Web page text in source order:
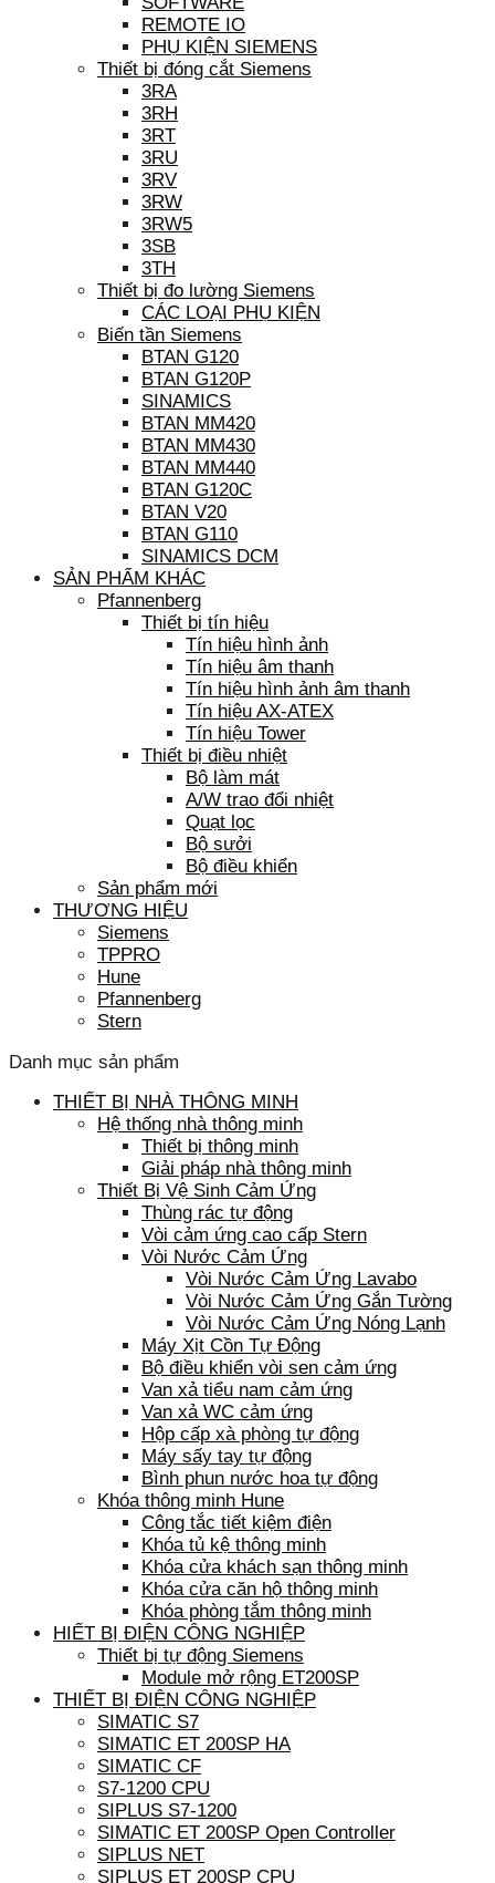
REMOTE IO
PHỤ KIỆN SIEMENS
Thiết bị đóng cắt Siemens
3RA
3RH
3RT
3RU
3RV
3RW
3RW5
3SB
3TH
Thiết bị đo lường Siemens
CÁC LOẠI PHỤ KIỆN
Biến tần Siemens
BTAN G120
BTAN G120P
SINAMICS
BTAN MM420
BTAN MM430
BTAN MM440
BTAN G120C
BTAN V20
BTAN G110
SINAMICS DCM
SẢN PHẨM KHÁC
Pfannenberg
Thiết bị tín hiệu
Tín hiệu hình ảnh
Tín hiệu âm thanh
Tín hiệu hình ảnh âm thanh
Tín hiệu AX-ATEX
Tín hiệu Tower
Thiết bị điều nhiệt
Bộ làm mát
A/W trao đổi nhiệt
Quạt lọc
Bộ sưởi
Bộ điều khiển
Sản phẩm mới
THƯƠNG HIỆU
Siemens
TPPRO
Hune
Pfannenberg
Stern
Danh mục sản phẩm
THIẾT BỊ NHÀ THÔNG MINH
Hệ thống nhà thông minh
Thiết bị thông minh
Giải pháp nhà thông minh
Thiết Bị Vệ Sinh Cảm Ứng
Thùng rác tự động
Vòi cảm ứng cao cấp Stern
Vòi Nước Cảm Ứng
Vòi Nước Cảm Ứng Lavabo
Vòi Nước Cảm Ứng Gắn Tường
Vòi Nước Cảm Ứng Nóng Lạnh
Máy Xịt Cồn Tự Động
Bộ điều khiển vòi sen cảm ứng
Van xả tiểu nam cảm ứng
Van xả WC cảm ứng
Hộp cấp xà phòng tự động
Máy sấy tay tự động
Bình phun nước hoa tự động
Khóa thông minh Hune
Công tắc tiết kiệm điện
Khóa tủ kệ thông minh
Khóa cửa khách sạn thông minh
Khóa cửa căn hộ thông minh
Khóa phòng tắm thông minh
HIẾT BỊ ĐIỆN CÔNG NGHIỆP
Thiết bị tự động Siemens
Module mở rộng ET200SP
THIẾT BỊ ĐIỆN CÔNG NGHIỆP
SIMATIC S7
SIMATIC ET 200SP HA
SIMATIC CF
S7-1200 CPU
SIPLUS S7-1200
SIMATIC ET 200SP Open Controller
SIPLUS NET
SIPLUS ET 200SP CPU